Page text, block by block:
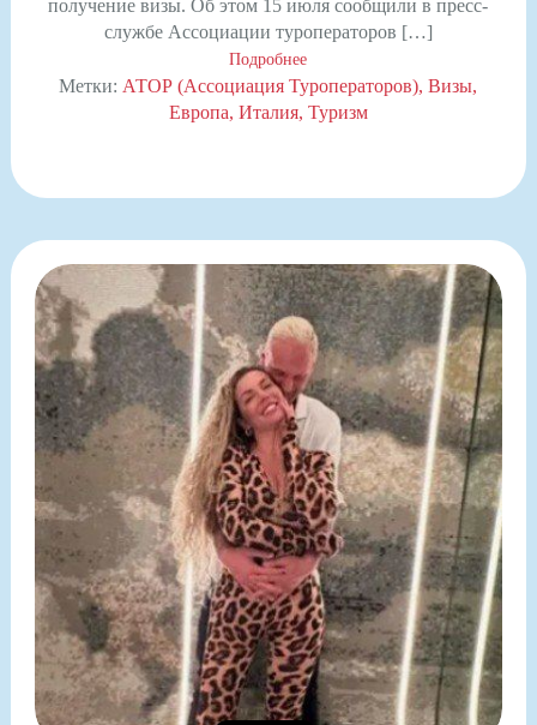
получение визы. Об этом 15 июля сообщили в пресс-
службе Ассоциации туроператоров […]
Подробнее
Метки: АТОР (Ассоциация Туроператоров) Визы
Европа Италия Туризм